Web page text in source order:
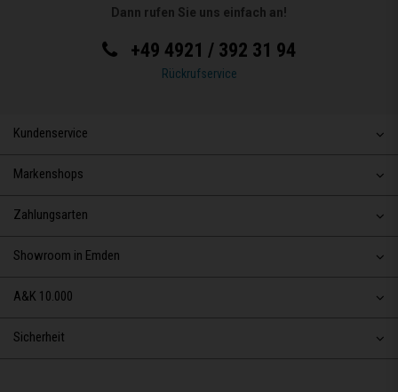
Dann rufen Sie uns einfach an!
+49 4921 / 392 31 94
Rückrufservice
Kundenservice
Markenshops
Zahlungsarten
Showroom in Emden
A&K 10.000
Sicherheit